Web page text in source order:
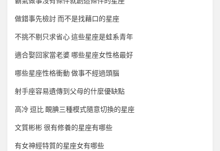
做錯事先檢討 而不是找藉口的星座
不挑不剔只求省心 這些星座是蛙系青年
適合娶回家當老婆 哪些星座女性格最好
哪些星座性格衝動 做事不經過頭腦
射手座容易遺傳到父母的什麼優缺點
高冷 逗比 靦腆三種模式隨意切換的星座
文質彬彬 很有修養的星座有哪些
有女神經特質的星座女有哪些